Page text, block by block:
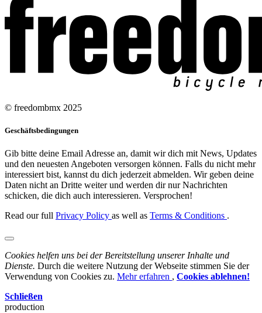
© freedombmx 2025
Geschäftsbedingungen
Gib bitte deine Email Adresse an, damit wir dich mit News, Updates
und den neuesten Angeboten versorgen können. Falls du nicht mehr
interessiert bist, kannst du dich jederzeit abmelden. Wir geben deine
Daten nicht an Dritte weiter und werden dir nur Nachrichten
schicken, die dich auch interessieren. Versprochen!
Read our full Privacy Policy as well as Terms & Conditions .
Cookies helfen uns bei der Bereitstellung unserer Inhalte und
Dienste. Durch die weitere Nutzung der Webseite stimmen Sie der
Verwendung von Cookies zu. Mehr erfahren , Cookies ablehnen!
Schließen
production